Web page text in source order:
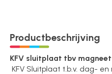
Contact
Productbeschrijving
KFV sluitplaat tbv
KFV Sluitplaat t.b.v. dag-